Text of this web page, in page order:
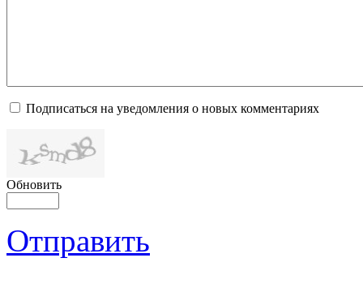
Подписаться на уведомления о новых комментариях
Обновить
Отправить